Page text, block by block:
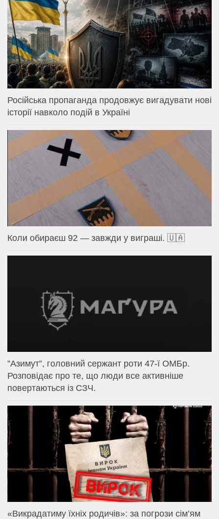
Російська пропаганда продовжує вигадувати нові
історії навколо подій в Україні
Коли обираєш 92 — завжди у виграші. 🇺🇦
⁨”Азимут”, головний сержант роти 47-ї ОМБр.
Розповідає про те, що люди все активніше
повертаються із СЗЧ.
«Викрадатиму їхніх родичів»: за погрози сім’ям